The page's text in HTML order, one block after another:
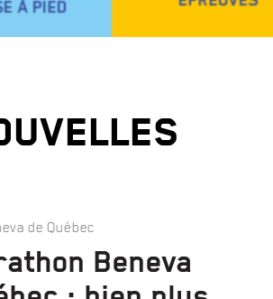
de Québec
Beneva